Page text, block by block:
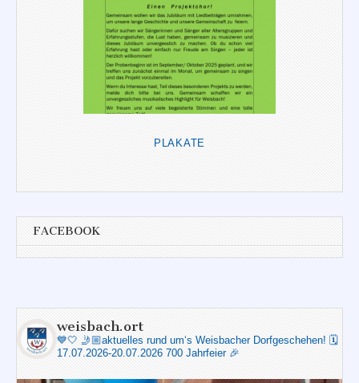
PLAKATE
FACEBOOK
weisbach.ort
💙🤍 🤳🏼aktuelles rund um‘s Weisbacher Dorfgeschehen! 🗓️
17.07.2026-20.07.2026 700 Jahrfeier 🎉